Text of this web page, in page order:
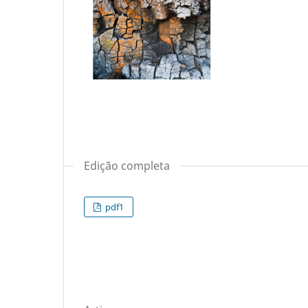
Edição completa
pdf1